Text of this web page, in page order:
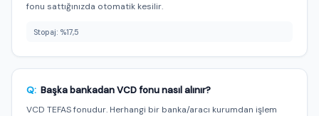
fonu sattığınızda otomatik kesilir.
Stopaj: %17,5
Q: Başka bankadan VCD fonu nasıl alınır?
VCD TEFAS fonudur. Herhangi bir banka/aracı kurumdan işlem